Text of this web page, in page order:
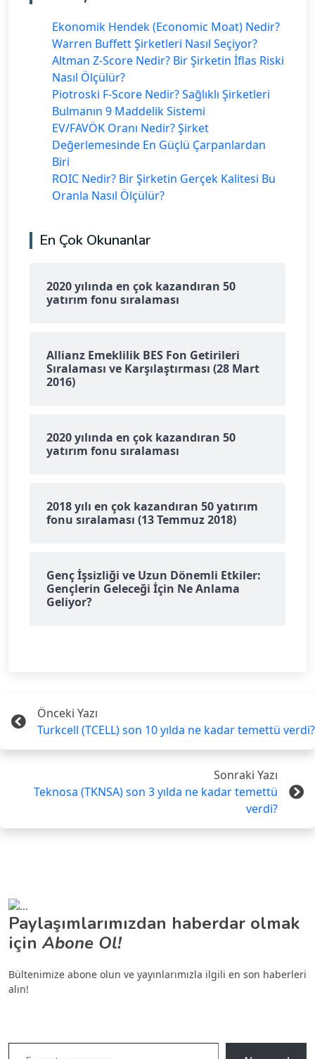
Ekonomik Hendek (Economic Moat) Nedir?
Warren Buffett Şirketleri Nasıl Seçiyor?
Altman Z-Score Nedir? Bir Şirketin İflas Riski
Nasıl Ölçülür?
Piotroski F-Score Nedir? Sağlıklı Şirketleri
Bulmanın 9 Maddelik Sistemi
EV/FAVÖK Oranı Nedir? Şirket
Değerlemesinde En Güçlü Çarpanlardan
Biri
ROIC Nedir? Bir Şirketin Gerçek Kalitesi Bu
Oranla Nasıl Ölçülür?
En Çok Okunanlar
2020 yılında en çok kazandıran 50
yatırım fonu sıralaması
Allianz Emeklilik BES Fon Getirileri
Sıralaması ve Karşılaştırması (28 Mart
2016)
2020 yılında en çok kazandıran 50
yatırım fonu sıralaması
2018 yılı en çok kazandıran 50 yatırım
fonu sıralaması (13 Temmuz 2018)
Genç İşsizliği ve Uzun Dönemli Etkiler:
Gençlerin Geleceği İçin Ne Anlama
Geliyor?
Önceki Yazı
Turkcell (TCELL) son 10 yılda ne kadar temettü verdi?
Sonraki Yazı
Teknosa (TKNSA) son 3 yılda ne kadar temettü
verdi?
Paylaşımlarımızdan haberdar olmak
için Abone Ol!
Bültenimize abone olun ve yayınlarımızla ilgili en son haberleri
alın!
E-postanızı yazın…